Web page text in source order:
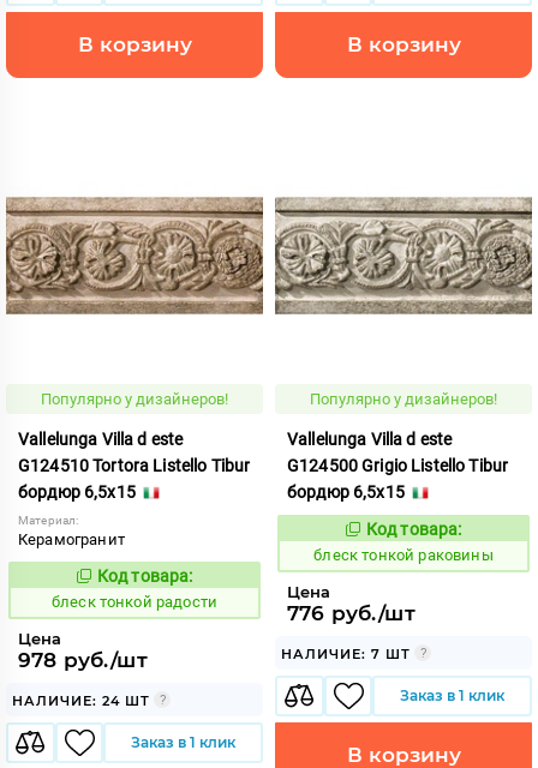
В корзину В корзину
Популярно у дизайнеров!
Vallelunga Villa d este
G124510 Tortora Listello Tibur
бордюр 6,5x15
Материал:
Керамогранит
44077
Код товара:
блеск тонкой радости
Цена
978 руб./шт
НАЛИЧИЕ: 24 ШТ
Заказ в 1 клик
Популярно у дизайнеров!
Vallelunga Villa d este
G124500 Grigio Listello Tibur
бордюр 6,5x15
44078
Код товара:
блеск тонкой раковины
Цена
776 руб./шт
НАЛИЧИЕ: 7 ШТ
Заказ в 1 клик
В корзину